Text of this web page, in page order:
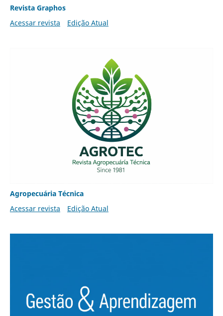
Revista Graphos
Acessar revista
Edição Atual
Agropecuária Técnica
Acessar revista
Edição Atual